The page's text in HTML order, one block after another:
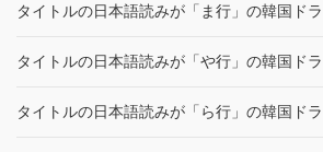
タイトルの日本語読みが「ま行」の韓国ド
タイトルの日本語読みが「や行」の韓国ド
タイトルの日本語読みが「ら行」の韓国ド